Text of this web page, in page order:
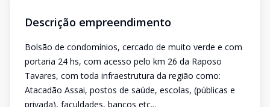
Descrição empreendimento
Bolsão de condomínios, cercado de muito verde e com
portaria 24 hs, com acesso pelo km 26 da Raposo
Tavares, com toda infraestrutura da região como:
Atacadão Assai, postos de saúde, escolas, (públicas e
privada), faculdades, bancos etc...